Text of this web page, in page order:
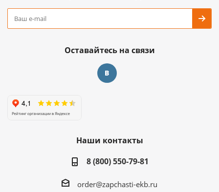
Оставайтесь на связи
Наши контакты
8 (800) 550-79-81
order@zapchasti-ekb.ru